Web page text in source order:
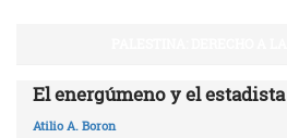
El energúmeno y el estadista
Atilio A. Boron